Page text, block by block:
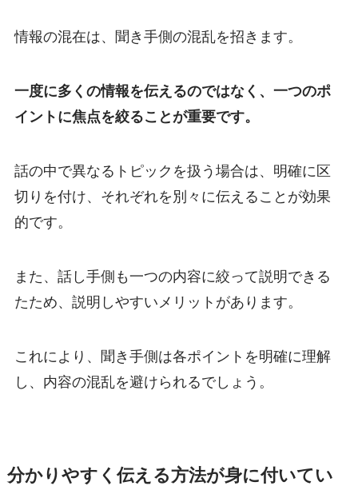
情報の混在は、聞き手側の混乱を招きます。
一度に多くの情報を伝えるのではなく、一つのポ
イントに焦点を絞ることが重要です。
話の中で異なるトピックを扱う場合は、明確に区
切りを付け、それぞれを別々に伝えることが効果
的です。
また、話し手側も一つの内容に絞って説明できる
たため、説明しやすいメリットがあります。
これにより、聞き手側は各ポイントを明確に理解
し、内容の混乱を避けられるでしょう。
分かりやすく伝える方法が身に付いてい